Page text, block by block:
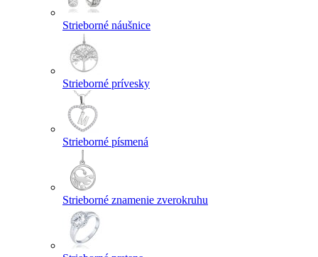
Strieborné náušnice
Strieborné prívesky
Strieborné písmená
Strieborné znamenie zverokruhu